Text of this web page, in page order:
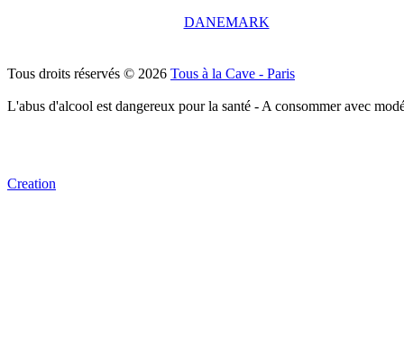
DANEMARK
Tous droits réservés © 2026 Tous à la Cave - Paris
L'abus d'alcool est dangereux pour la santé - A consommer avec
Creation